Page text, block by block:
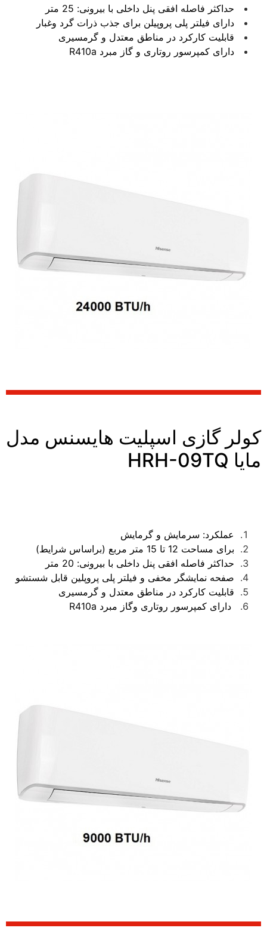
حداکثر فاصله افقی پنل داخلی با بیرونی: 25 متر
دارای فیلتر پلی پروپیلن برای جذب ذرات گرد وغبار
قابلیت کارکرد در مناطق معتدل و گرمسیری
دارای کمپرسور روتاری و گاز مبرد R410a
کولر گازی اسپلیت هایسنس مدل
مایا HRH-09TQ
عملکرد: سرمايش و گرمایش
برای مساحت 12 تا 15 متر مربع (براساس شرایط)
حداکثر فاصله افقی پنل داخلی با بیرونی: 20 متر
صفحه نمایشگر مخفی و فیلتر پلی پروپلین قابل شستشو
قابلیت کارکرد در مناطق معتدل و گرمسیری
دارای کمپرسور روتاری وگاز مبرد R410a